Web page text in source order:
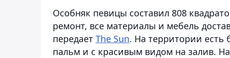
Особняк певицы составил 808
ремонт, все материалы и мебель
передает The Sun. На территории есть
пальм и с красивым видом на залив.